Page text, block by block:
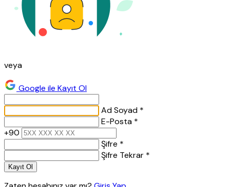
veya
Google ile Kayıt Ol
Ad Soyad *
E-Posta *
+90
Şifre *
Şifre Tekrar *
Kayıt Ol